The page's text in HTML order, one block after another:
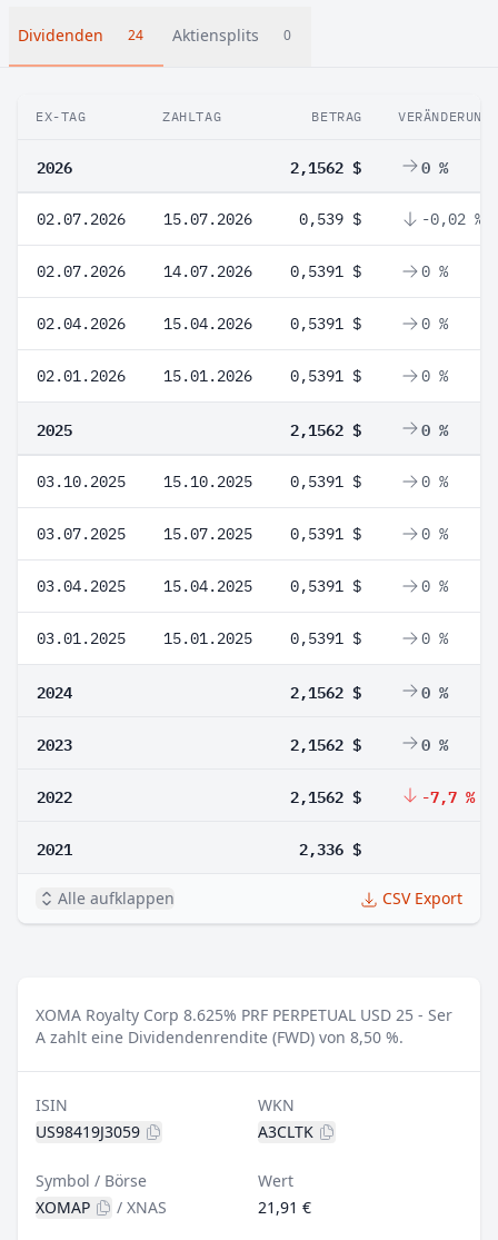
Dividenden 24 Aktiensplits 0
EX-TAG ZAHLTAG BETRAG VERÄNDERUNG
2026 2,1562 $ 0 %
02.07.2026 15.07.2026 0,539 $ -0,02 %
02.07.2026 14.07.2026 0,5391 $ 0 %
02.04.2026 15.04.2026 0,5391 $ 0 %
02.01.2026 15.01.2026 0,5391 $ 0 %
2025 2,1562 $ 0 %
03.10.2025 15.10.2025 0,5391 $ 0 %
03.07.2025 15.07.2025 0,5391 $ 0 %
03.04.2025 15.04.2025 0,5391 $ 0 %
03.01.2025 15.01.2025 0,5391 $ 0 %
2024 2,1562 $ 0 %
2023 2,1562 $ 0 %
2022 2,1562 $ -7,7 %
2021 2,336 $
Alle aufklappen CSV Export
XOMA Royalty Corp 8.625% PRF PERPETUAL USD 25 - Ser
A zahlt eine Dividendenrendite (FWD) von 8,50 %.
ISIN
US98419J3059
WKN
A3CLTK
Symbol / Börse
XOMAP
/ XNAS
Wert
21,91 €